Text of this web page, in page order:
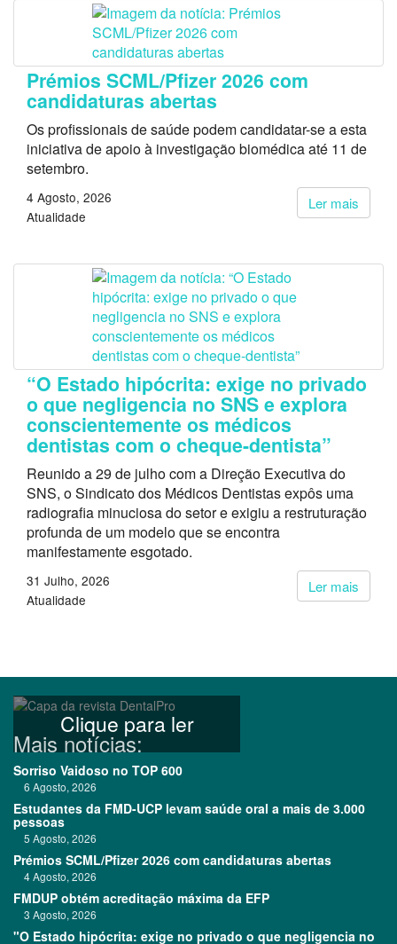
Prémios SCML/Pfizer 2026 com
candidaturas abertas
Os profissionais de saúde podem candidatar-se a esta
iniciativa de apoio à investigação biomédica até 11 de
setembro.
Ler mais
4 Agosto, 2026
Atualidade
“O Estado hipócrita: exige no privado
o que negligencia no SNS e explora
conscientemente os médicos
dentistas com o cheque-dentista”
Reunido a 29 de julho com a Direção Executiva do
SNS, o Sindicato dos Médicos Dentistas expôs uma
radiografia minuciosa do setor e exigiu a restruturação
profunda de um modelo que se encontra
manifestamente esgotado.
Ler mais
31 Julho, 2026
Atualidade
Clique para ler
Mais notícias:
Sorriso Vaidoso no TOP 600
6 Agosto, 2026
Estudantes da FMD-UCP levam saúde oral a mais de 3.000
pessoas
5 Agosto, 2026
Prémios SCML/Pfizer 2026 com candidaturas abertas
4 Agosto, 2026
FMDUP obtém acreditação máxima da EFP
3 Agosto, 2026
"O Estado hipócrita: exige no privado o que negligencia no